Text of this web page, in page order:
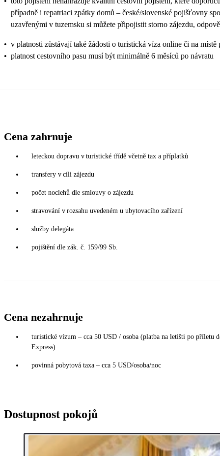
případně i repatriaci zpátky domů – české/slovenské pojišťovny
uzavřenými v tuzemsku si můžete připojistit storno zájezdu,
• v platnosti zůstávají také žádosti o turistická víza online či na
• platnost cestovního pasu musí být minimálně 6 měsíců po návratu
Cena zahrnuje
leteckou dopravu v turistické třídě včetně tax a příplatků
transfery v cíli zájezdu
počet noclehů dle smlouvy o zájezdu
stravování v rozsahu uvedeném u ubytovacího zařízení
služby delegáta
pojištění dle zák. č. 159/99 Sb.
Cena nezahrnuje
turistické vízum – cca 50 USD / osoba (platba na letišti po příletu
Express)
povinná pobytová taxa – cca 5 USD/osoba/noc
Dostupnost pokojů